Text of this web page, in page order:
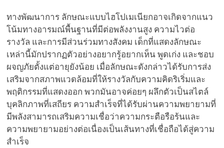
ทางพัฒนาการ ลักษณะแบบไฮโปเมเนียกอาจเกิดจากแนว
โน้มทางอารมณ์พื้นฐานที่มีต่อพลังงานสูง ความไวต่อ
รางวัล และการมีส่วนร่วมทางสังคม เด็กที่แสดงลักษณะ
เหล่านี้มักปรากฏตัวอย่างอยากรู้อยากเห็น พูดเก่ง และชอบ
ผจญภัยตั้งแต่อายุยังน้อย เมื่อลักษณะดังกล่าวได้รับการส่ง
เสริมจากสภาพแวดล้อมที่ให้รางวัลกับความคิดริเริ่มและ
พฤติกรรมที่แสดงออก พวกมันอาจค่อยๆ ผลึกตัวเป็นสไตล์
บุคลิกภาพที่เสถียร ความสำเร็จที่ได้รับผ่านความพยายามที่
มีพลังสามารถเสริมความเชื่อว่าความกระตือรือร้นและ
ความพยายามอย่างต่อเนื่องเป็นเส้นทางที่เชื่อถือได้สู่ความ
สำเร็จ